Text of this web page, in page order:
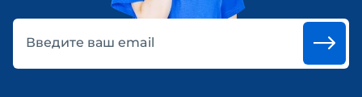
Введите ваш email